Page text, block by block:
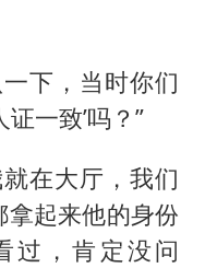
下，当时你们
一致’吗？”
在大厅，我们
起来他的身份
过，肯定没问